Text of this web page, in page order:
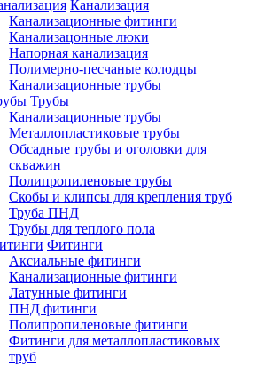
Канализация
Канализационные фитинги
Канализацонные люки
Напорная канализация
Полимерно-песчаные колодцы
Канализационные трубы
Трубы
Канализационные трубы
Металлопластиковые трубы
Обсадные трубы и оголовки для
скважин
Полипропиленовые трубы
Скобы и клипсы для крепления труб
Труба ПНД
Трубы для теплого пола
Фитинги
Аксиальные фитинги
Канализационные фитинги
Латунные фитинги
ПНД фитинги
Полипропиленовые фитинги
Фитинги для металлопластиковых
труб